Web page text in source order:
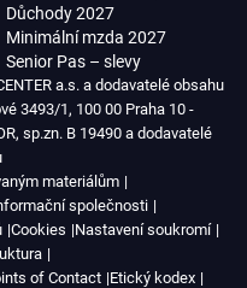
Důchody 2027
Minimální mzda 2027
Senior Pas – slevy
a.s. a dodavatelé obsahu
3493/1, 100 00 Praha 10 -
sp.zn. B 19490 a dodavatelé
materiálům
společnosti
Cookies Nastavení soukromí
of Contact Etický kodex